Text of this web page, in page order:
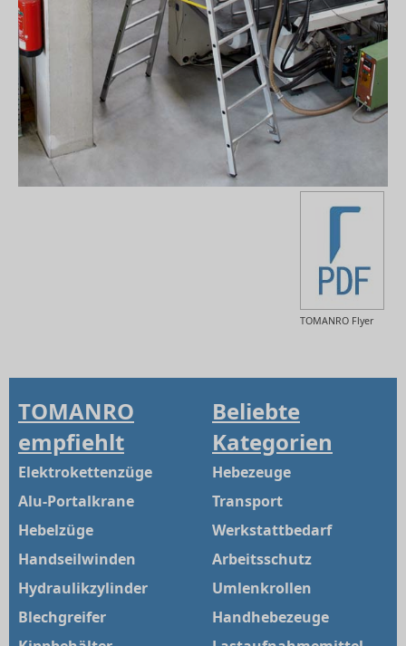
TOMANRO Flyer
TOMANRO
empfiehlt
Elektrokettenzüge
Alu-Portalkrane
Hebelzüge
Handseilwinden
Hydraulikzylinder
Blechgreifer
Beliebte
Kategorien
Hebezeuge
Transport
Werkstattbedarf
Arbeitsschutz
Umlenkrollen
Handhebezeuge